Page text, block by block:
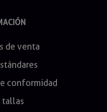
de venta
conformidad
tallas